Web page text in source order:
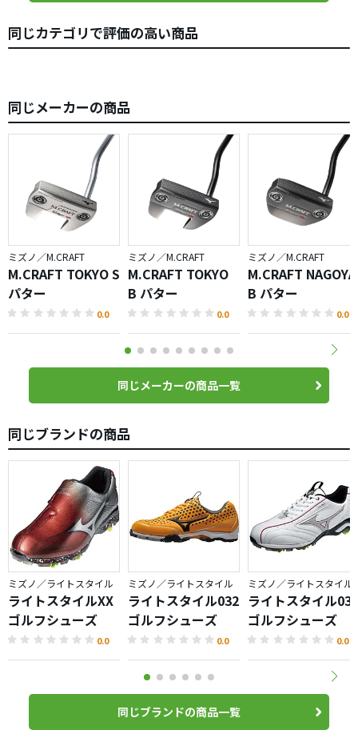
同じカテゴリで評価の高い商品
同じメーカーの商品
ミズノ／M.CRAFT
M.CRAFT TOKYO S
パター
0.0
ミズノ／M.CRAFT
M.CRAFT TOKYO
B パター
0.0
ミズノ／M.CRAFT
M.CRAFT NAGOYA
B パター
0.0
同じメーカーの商品一覧
同じブランドの商品
ミズノ／ライトスタイル
ライトスタイルXX
ゴルフシューズ
0.0
ミズノ／ライトスタイル
ライトスタイル032
ゴルフシューズ
0.0
ミズノ／ライトスタイル
ライトスタイル031
ゴルフシューズ
0.0
同じブランドの商品一覧